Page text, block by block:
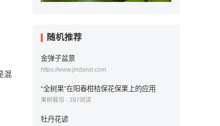
混
随机推荐
金弹子盆景
https://www.jindanzi.com
“全树果”在阳春柑桔保花保果上的应用
果树栽培 · 397阅读
牡丹花谚